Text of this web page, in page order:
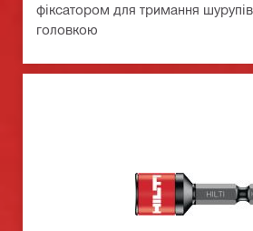
фіксатором для тримання
головкою